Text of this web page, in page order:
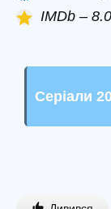
IMDb – 8.0
Серіали